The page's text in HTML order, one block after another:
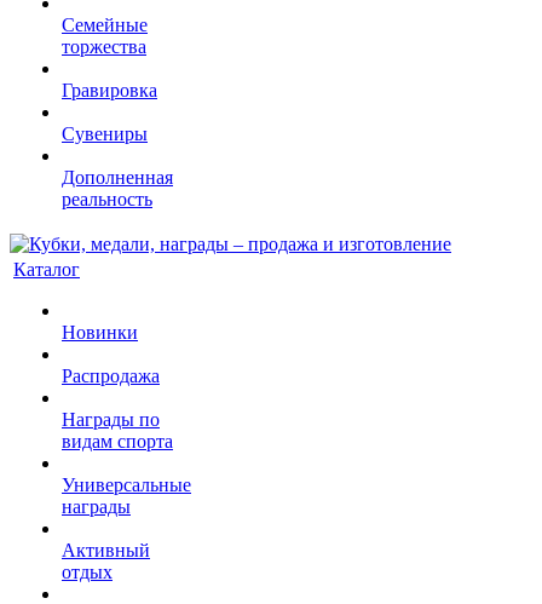
Семейные
торжества
Гравировка
Сувениры
Дополненная
реальность
Каталог
Новинки
Распродажа
Награды по
видам спорта
Универсальные
награды
Активный
отдых